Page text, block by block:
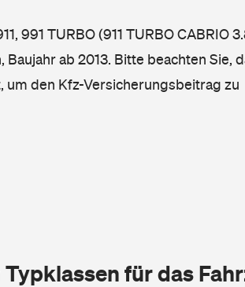
991 TURBO (911 TURBO CABRIO
ab 2013. Bitte beachten Sie,
um den Kfz-Versicherungsbeitrag zu
für das